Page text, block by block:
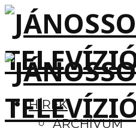
HÍREK
ARCHÍVUM